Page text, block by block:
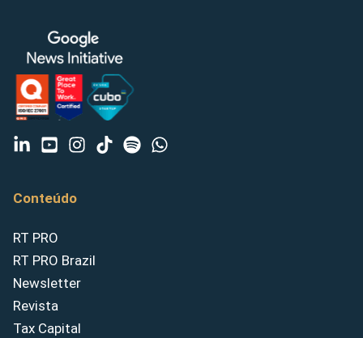
Conteúdo
RT PRO
RT PRO Brazil
Newsletter
Revista
Tax Capital